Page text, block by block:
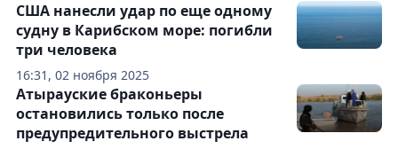
16:31, 02 ноября 2025
США нанесли удар по еще одному
судну в Карибском море: погибли
три человека
Атырауские браконьеры
остановились только после
предупредительного выстрела